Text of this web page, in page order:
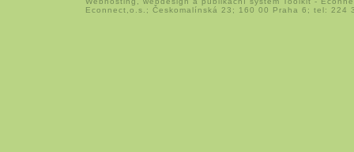
Econnect,o.s.; Českomalínská 23; 160 00 Praha 6; tel: 224